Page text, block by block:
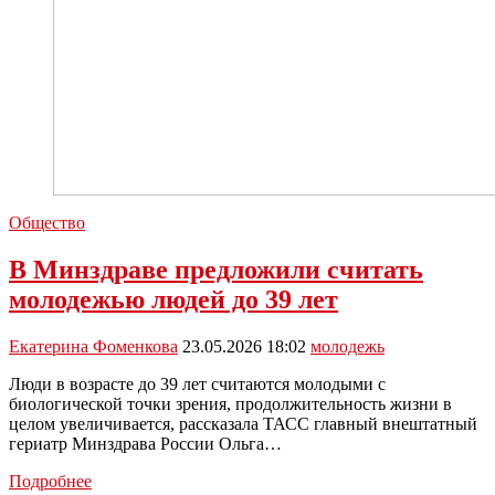
Общество
В Минздраве предложили считать
молодежью людей до 39 лет
Екатерина Фоменкова 23.05.2026 18:02 молодежь
Люди в возрасте до 39 лет считаются молодыми с
биологической точки зрения, продолжительность жизни в
целом увеличивается, рассказала ТАСС главный внештатный
гериатр Минздрава России Ольга…
ПодробнееВ